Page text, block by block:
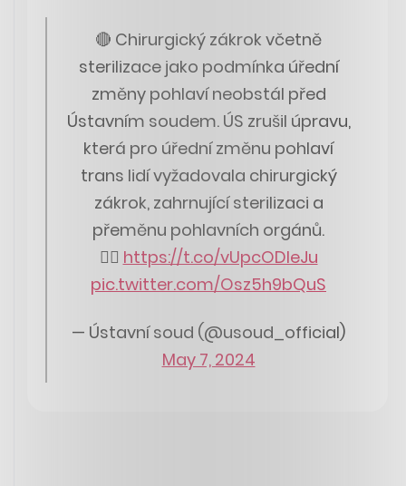
🔴 Chirurgický zákrok včetně
sterilizace jako podmínka úřední
změny pohlaví neobstál před
Ústavním soudem. ÚS zrušil úpravu,
která pro úřední změnu pohlaví
trans lidí vyžadovala chirurgický
zákrok, zahrnující sterilizaci a
přeměnu pohlavních orgánů.
👉🏼 https://t.co/vUpcODIeJu
pic.twitter.com/Osz5h9bQuS
— Ústavní soud (@usoud_official)
May 7, 2024